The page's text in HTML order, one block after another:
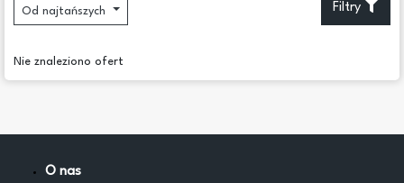
Osobowe
Ciężarowe (pow. 3.5 t)
Autobusy
Wózki widłowe
Od najtańszych Filtry
Nie znaleziono ofert
O nas